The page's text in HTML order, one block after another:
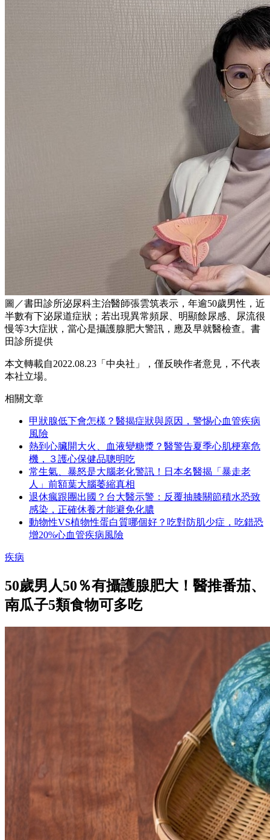
圖／書田診所泌尿科主治醫師張雲筑表示，年逾50歲男性，近
半數有下泌尿道症狀；若出現異常頻尿、明顯餘尿感、尿流很
慢等3大症狀，當心是攝護腺肥大警訊，應及早就醫檢查。書
田診所提供
本文轉載自2022.08.23「中央社」，僅反映作者意見，不代表
本社立場。
相關文章
甲狀腺低下會怎樣？醫揭症狀與原因，警惕心血管疾病
風險
熱到心臟開大火、血液變糖漿？醫警告夏季心肌梗塞危
機，３護心保健品聰明吃
常生氣、暴怒是大腦老化警訊！日本名醫揭「暴走老
人」前額葉大腦萎縮真相
退休瘋跟團出國？台大醫示警：反覆抽膝關節積水恐致
感染，正確休養才能避免化膿
動物性VS植物性蛋白質哪個好？吃對防肌少症，吃錯恐
增20%心血管疾病風險
疾病
50歲男人50％有攝護腺肥大！醫推番茄、
南瓜子5類食物可多吃